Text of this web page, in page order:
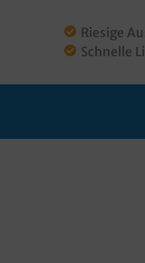
Riesige
Schnelle